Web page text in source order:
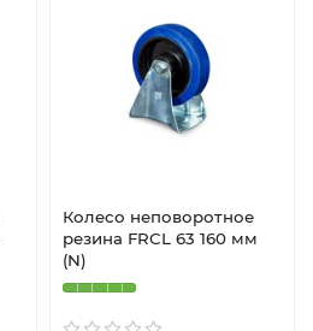
Колесо неповоротное
резина FRCL 63 160 мм
(N)